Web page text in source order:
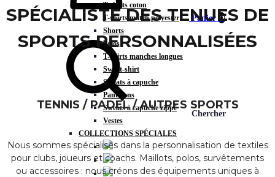
T-shirts coton
T-shirts match polyester
Shorts
Polos
T-shirts manches longues
Sweat-shirt
Sweats à capuche
Pantalons
Sweats à capuche zippé
Vestes
COLLECTIONS SPÉCIALES
Panier 0
Chercher
SPÉCIALISTE DES TENUES DE
SPORTS PERSONNALISÉES
TENNIS / PADEL / AUTRES SPORTS
Nous sommes spécialisés dans la personnalisation de textiles
pour clubs, joueurs et coachs. Maillots, polos, survêtements
ou accessoires : nous créons des équipements uniques à